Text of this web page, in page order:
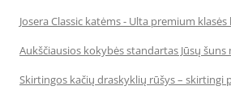
Josera Classic katėms - Ulta premium
Aukščiausios kokybės standartas Jūsų šuns
Skirtingos kačių draskyklių rūšys – skirtingi